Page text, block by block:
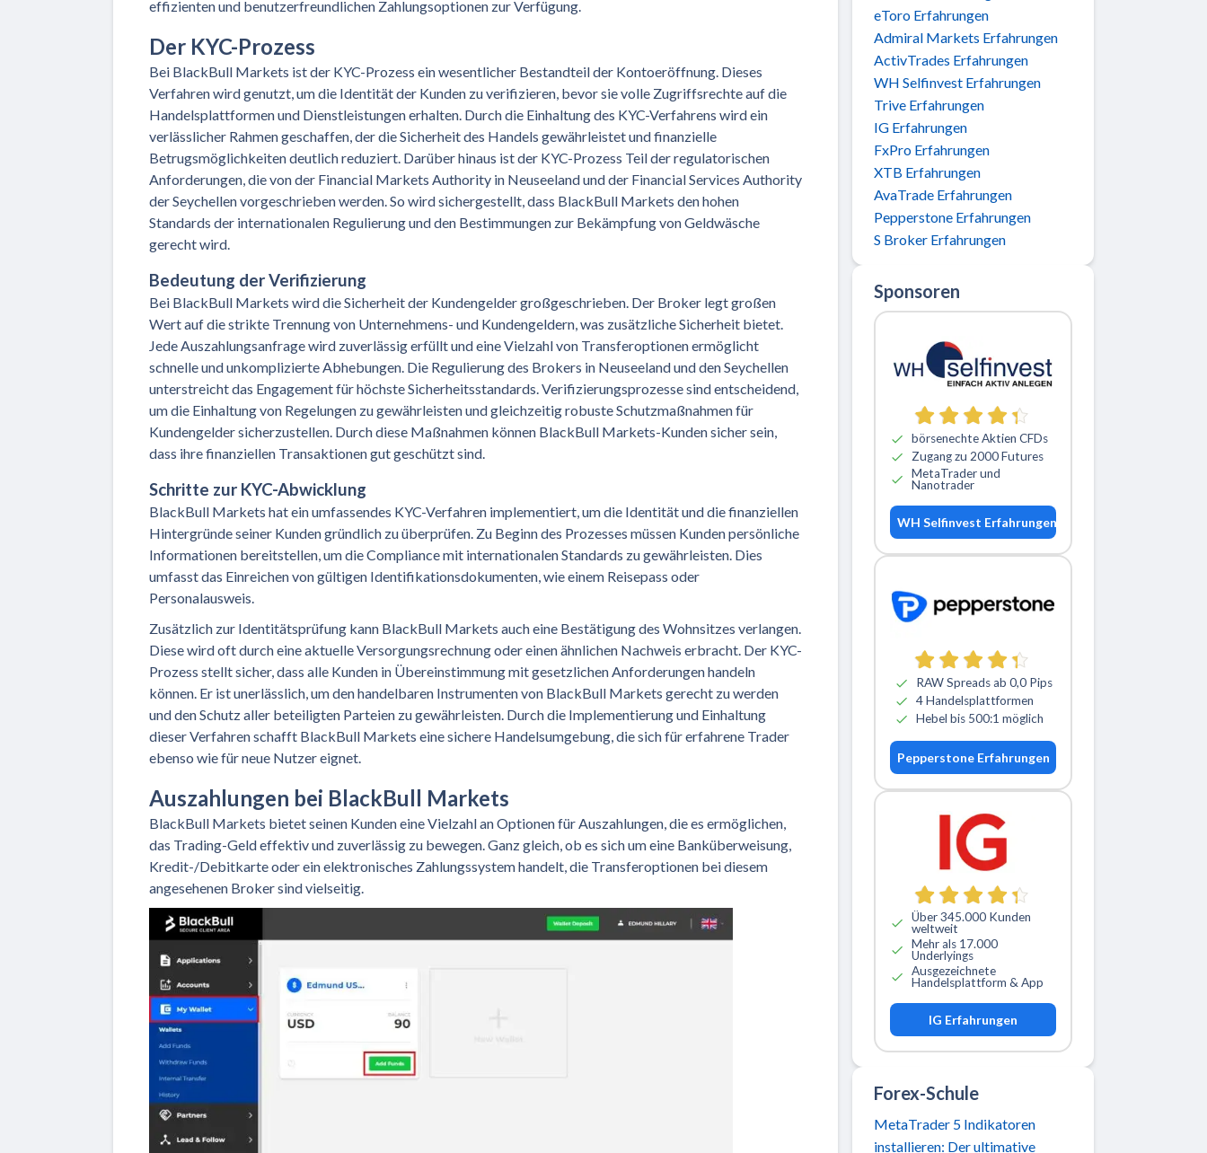
effizienten und benutzerfreundlichen Zahlungsoptionen zur Verfügung.
Der KYC-Prozess
Bei BlackBull Markets ist der KYC-Prozess ein wesentlicher Bestandteil der Kontoeröffnung. Dieses
Verfahren wird genutzt, um die Identität der Kunden zu verifizieren, bevor sie volle Zugriffsrechte auf die
Handelsplattformen und Dienstleistungen erhalten. Durch die Einhaltung des KYC-Verfahrens wird ein
verlässlicher Rahmen geschaffen, der die Sicherheit des Handels gewährleistet und finanzielle
Betrugsmöglichkeiten deutlich reduziert. Darüber hinaus ist der KYC-Prozess Teil der regulatorischen
Anforderungen, die von der Financial Markets Authority in Neuseeland und der Financial Services Authority
der Seychellen vorgeschrieben werden. So wird sichergestellt, dass BlackBull Markets den hohen
Standards der internationalen Regulierung und den Bestimmungen zur Bekämpfung von Geldwäsche
gerecht wird.
Bedeutung der Verifizierung
Bei BlackBull Markets wird die Sicherheit der Kundengelder großgeschrieben. Der Broker legt großen
Wert auf die strikte Trennung von Unternehmens- und Kundengeldern, was zusätzliche Sicherheit bietet.
Jede Auszahlungsanfrage wird zuverlässig erfüllt und eine Vielzahl von Transferoptionen ermöglicht
schnelle und unkomplizierte Abhebungen. Die Regulierung des Brokers in Neuseeland und den Seychellen
unterstreicht das Engagement für höchste Sicherheitsstandards. Verifizierungsprozesse sind entscheidend,
um die Einhaltung von Regelungen zu gewährleisten und gleichzeitig robuste Schutzmaßnahmen für
Kundengelder sicherzustellen. Durch diese Maßnahmen können BlackBull Markets-Kunden sicher sein,
dass ihre finanziellen Transaktionen gut geschützt sind.
Schritte zur KYC-Abwicklung
BlackBull Markets hat ein umfassendes KYC-Verfahren implementiert, um die Identität und die finanziellen
Hintergründe seiner Kunden gründlich zu überprüfen. Zu Beginn des Prozesses müssen Kunden persönliche
Informationen bereitstellen, um die Compliance mit internationalen Standards zu gewährleisten. Dies
umfasst das Einreichen von gültigen Identifikationsdokumenten, wie einem Reisepass oder
Personalausweis.
Zusätzlich zur Identitätsprüfung kann BlackBull Markets auch eine Bestätigung des Wohnsitzes verlangen.
Diese wird oft durch eine aktuelle Versorgungsrechnung oder einen ähnlichen Nachweis erbracht. Der KYC-
Prozess stellt sicher, dass alle Kunden in Übereinstimmung mit gesetzlichen Anforderungen handeln
können. Er ist unerlässlich, um den handelbaren Instrumenten von BlackBull Markets gerecht zu werden
und den Schutz aller beteiligten Parteien zu gewährleisten. Durch die Implementierung und Einhaltung
dieser Verfahren schafft BlackBull Markets eine sichere Handelsumgebung, die sich für erfahrene Trader
ebenso wie für neue Nutzer eignet.
Auszahlungen bei BlackBull Markets
BlackBull Markets bietet seinen Kunden eine Vielzahl an Optionen für Auszahlungen, die es ermöglichen,
das Trading-Geld effektiv und zuverlässig zu bewegen. Ganz gleich, ob es sich um eine Banküberweisung,
Kredit-/Debitkarte oder ein elektronisches Zahlungssystem handelt, die Transferoptionen bei diesem
angesehenen Broker sind vielseitig.
eToro Erfahrungen
Admiral Markets Erfahrungen
ActivTrades Erfahrungen
WH Selfinvest Erfahrungen
Trive Erfahrungen
IG Erfahrungen
FxPro Erfahrungen
XTB Erfahrungen
AvaTrade Erfahrungen
Pepperstone Erfahrungen
S Broker Erfahrungen
Sponsoren
börsenechte Aktien CFDs
Zugang zu 2000 Futures
MetaTrader und
Nanotrader
WH Selfinvest Erfahrungen
RAW Spreads ab 0,0 Pips
4 Handelsplattformen
Hebel bis 500:1 möglich
Pepperstone Erfahrungen
Über 345.000 Kunden
weltweit
Mehr als 17.000
Underlyings
Ausgezeichnete
Handelsplattform & App
IG Erfahrungen
Forex-Schule
MetaTrader 5 Indikatoren
installieren: Der ultimative